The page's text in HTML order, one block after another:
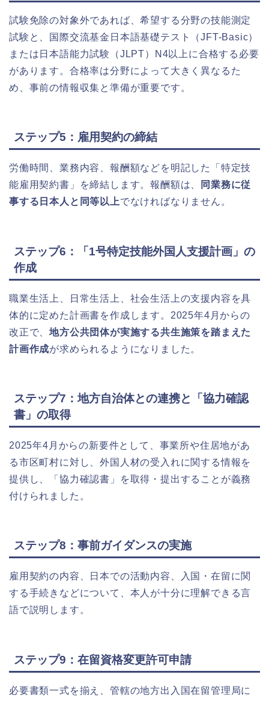
試験免除の対象外であれば、希望する分野の技能測定
試験と、国際交流基金日本語基礎テスト（JFT-Basic）
または日本語能力試験（JLPT）N4以上に合格する必要
があります。合格率は分野によって大きく異なるた
め、事前の情報収集と準備が重要です。
ステップ5：雇用契約の締結
労働時間、業務内容、報酬額などを明記した「特定技
能雇用契約書」を締結します。報酬額は、
同業務に従
事する日本人と同等以上でなければなりません。
ステップ6：「1号特定技能外国人支援計画」の
作成
職業生活上、日常生活上、社会生活上の支援内容を具
体的に定めた計画書を作成します。2025年4月からの
改正で、地方公共団体が実施する共生施策を踏まえた
計画作成が求められるようになりました。
ステップ7：地方自治体との連携と「協力確認
書」の取得
2025年4月からの新要件として、事業所や住居地があ
る市区町村に対し、外国人材の受入れに関する情報を
提供し、「協力確認書」を取得・提出することが義務
付けられました。
ステップ8：事前ガイダンスの実施
雇用契約の内容、日本での活動内容、入国・在留に関
する手続きなどについて、本人が十分に理解できる言
語で説明します。
ステップ9：在留資格変更許可申請
必要書類一式を揃え、管轄の地方出入国在留管理局に